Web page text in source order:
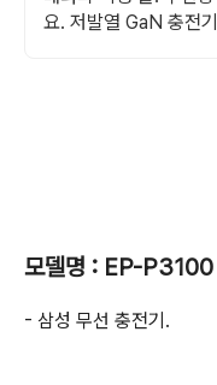
요. 저발열 GaN 충전
모델명 : EP-P3100
- 삼성 무선 충전기.